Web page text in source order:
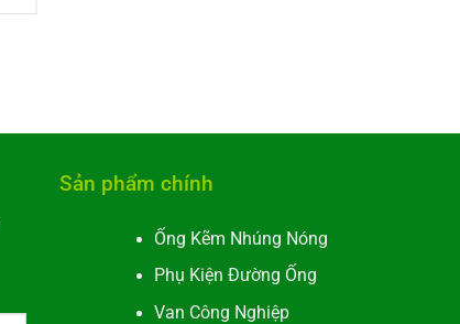
Sản phẩm chính
Ống Kẽm Nhúng Nóng
Phụ Kiện Đường Ống
Van Công Nghiệp